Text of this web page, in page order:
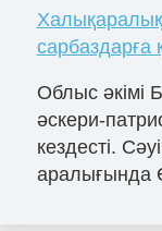
сарбаздарға
Облыс әкімі
әскери-
кездесті.
аралығында